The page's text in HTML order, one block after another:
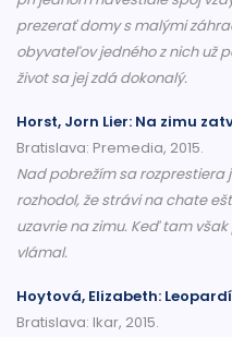
prezerať domy s malými
obyvateľov jedného z nich už
život sa jej zdá dokonalý.
Horst, Jorn Lier: Na zimu
Bratislava: Premedia, 2015.
Nad pobrežím sa rozprestiera
rozhodol, že strávi na chate
uzavrie na zimu. Keď tam
vlámal.
Hoytová, Elizabeth:
Bratislava: Ikar, 2015.